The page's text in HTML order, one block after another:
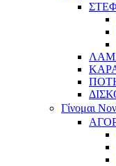
Γίνομαι